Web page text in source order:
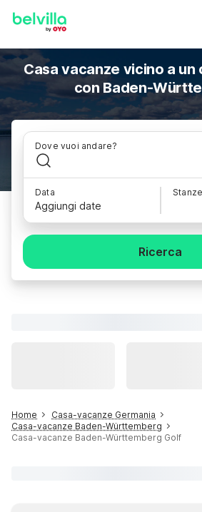
Casa vacanze vicino a un
con Baden-
Dove vuoi andare?
Data
Aggiungi date
Ricerca
Home
Casa-vacanze Germania
Casa-vacanze Baden-Württemberg
Casa-vacanze Baden-Württemberg Golf